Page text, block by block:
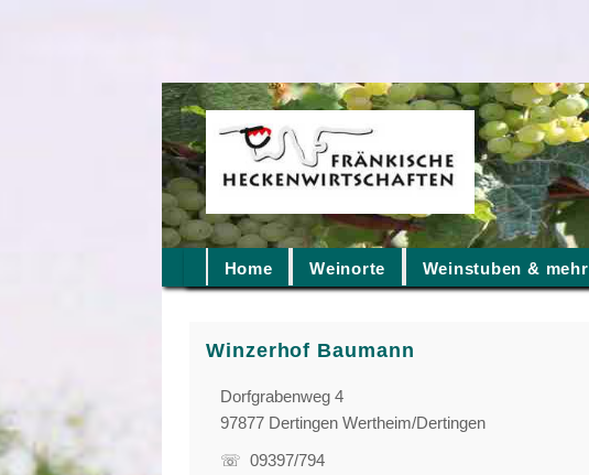
Home Weinorte Weinstuben & mehr
Winzerhof Baumann
Dorfgrabenweg 4
97877 Dertingen Wertheim/Dertingen
☏ 09397/794